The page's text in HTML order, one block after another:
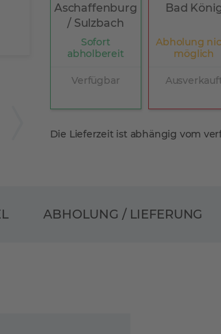
Aschaffenburg
/ Sulzbach
Sofort
abholbereit
Verfügbar
Bad
Abholung
möglich
Die Lieferzeit ist abhängig vom
ABHOLUNG / LIEFERUNG